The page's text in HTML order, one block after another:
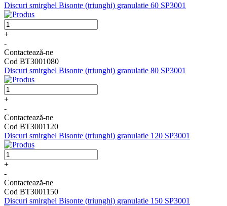
Discuri smirghel Bisonte (triunghi) granulatie 60 SP3001
+
-
Contactează-ne
Cod BT3001080
Discuri smirghel Bisonte (triunghi) granulatie 80 SP3001
+
-
Contactează-ne
Cod BT3001120
Discuri smirghel Bisonte (triunghi) granulatie 120 SP3001
+
-
Contactează-ne
Cod BT3001150
Discuri smirghel Bisonte (triunghi) granulatie 150 SP3001